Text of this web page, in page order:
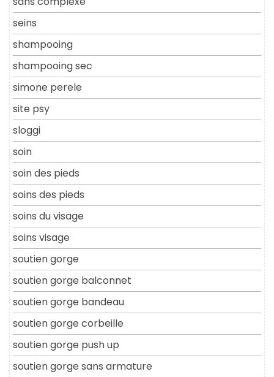
seins
shampooing
shampooing sec
simone perele
site psy
sloggi
soin
soin des pieds
soins des pieds
soins du visage
soins visage
soutien gorge
soutien gorge balconnet
soutien gorge bandeau
soutien gorge corbeille
soutien gorge push up
soutien gorge sans armature